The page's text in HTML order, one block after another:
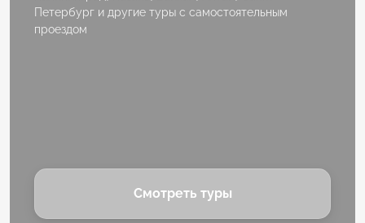
Петербург и другие туры с самостоятельным
проездом
Смотреть туры